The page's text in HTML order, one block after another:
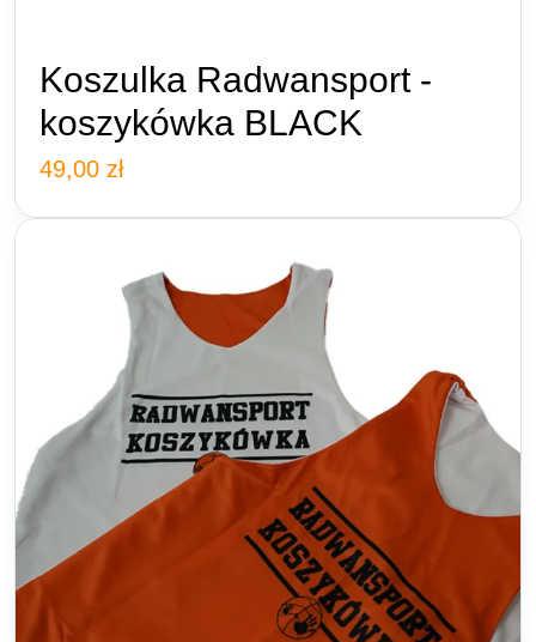
Koszulka Radwansport -
koszykówka BLACK
49,00 zł